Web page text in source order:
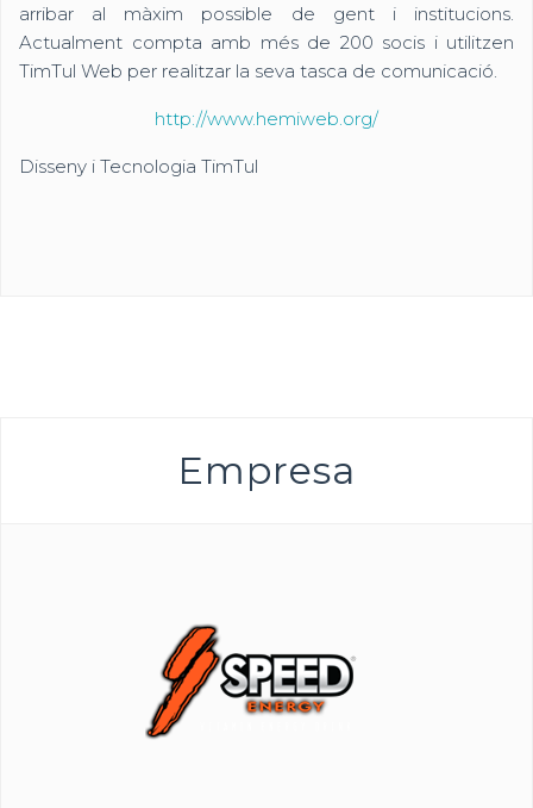
arribar al màxim possible de gent i institucions.
Actualment compta amb més de 200 socis i utilitzen
TimTul Web per realitzar la seva tasca de comunicació.
http://www.hemiweb.org/
Disseny i Tecnologia TimTul
Empresa